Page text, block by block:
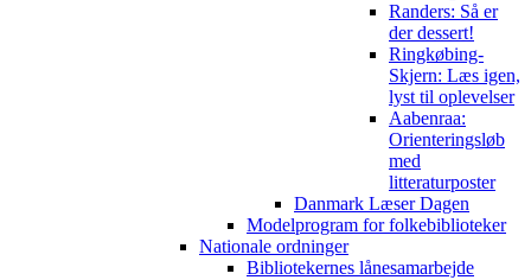
Randers: Så er
der dessert!
Ringkøbing-
Skjern: Læs igen,
lyst til oplevelser
Aabenraa:
Orienteringsløb
med
litteraturposter
Danmark Læser Dagen
Modelprogram for folkebiblioteker
Nationale ordninger
Bibliotekernes lånesamarbejde